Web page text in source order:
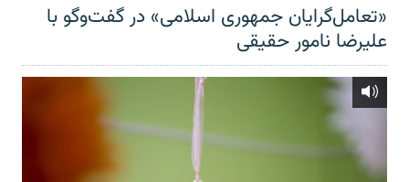
«تعامل‌گرایان جمهوری اسلامی» در گفت‌وگو با
علیرضا نامور حقیقی